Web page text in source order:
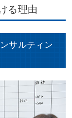
る理由
サルティン